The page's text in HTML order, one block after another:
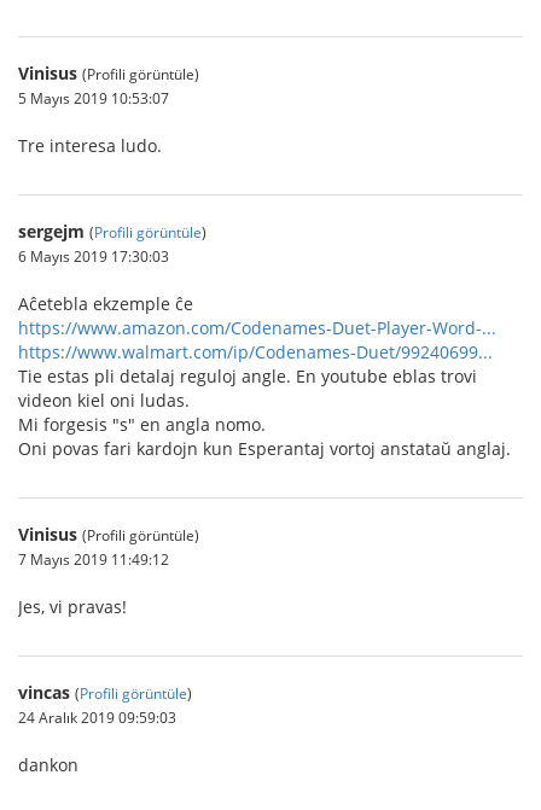
Vinisus (Profili görüntüle)
5 Mayıs 2019 10:53:07
Tre interesa ludo.
sergejm (Profili görüntüle)
6 Mayıs 2019 17:30:03
Aĉetebla ekzemple ĉe
https://www.amazon.com/Codenames-Duet-Player-Word-...
https://www.walmart.com/ip/Codenames-Duet/99240699...
Tie estas pli detalaj reguloj angle. En youtube eblas trovi
videon kiel oni ludas.
Mi forgesis "s" en angla nomo.
Oni povas fari kardojn kun Esperantaj vortoj anstataŭ anglaj.
Vinisus (Profili görüntüle)
7 Mayıs 2019 11:49:12
Jes, vi pravas!
vincas (Profili görüntüle)
24 Aralık 2019 09:59:03
dankon